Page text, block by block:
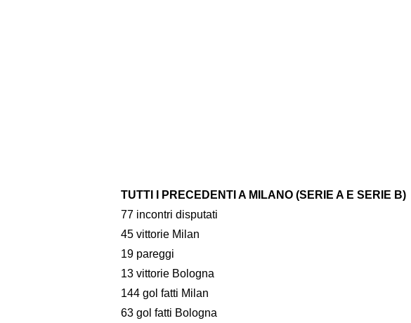
TUTTI I PRECEDENTI A MILANO (SERIE A E SERIE B)
77 incontri disputati
45 vittorie Milan
19 pareggi
13 vittorie Bologna
144 gol fatti Milan
63 gol fatti Bologna